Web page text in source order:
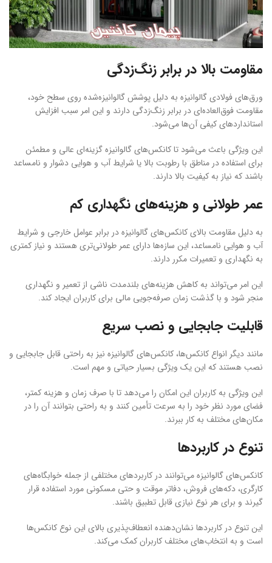
مقاومت بالا در برابر زنگ‌زدگی
ورق‌های فولادی گالوانیزه به دلیل پوشش گالوانیزه‌شده روی سطح خود،
مقاومت فوق‌العاده‌ای در برابر زنگ‌زدگی دارند و این امر سبب افزایش
استانداردهای کیفی آن‌ها می‌شود.
این ویژگی باعث می‌شود تا کانکس‌های گالوانیزه گزینه‌ای عالی و مطمئن
برای استفاده در مناطق با رطوبت بالا یا شرایط آب و هوایی دشوار و نامساعد
باشند که نیاز به کیفیت بالا دارند.
عمر طولانی و هزینه‌های نگهداری کم
به دلیل مقاومت بالای کانکس‌های گالوانیزه در برابر عوامل خارجی و شرایط
آب و هوایی نامساعد، این سازه‌ها دارای عمر طولانی‌تری هستند و نیاز کمتری
به نگهداری و تعمیرات مکرر دارند.
این امر می‌تواند به کاهش هزینه‌های بلندمدت ناشی از تعمیر و نگهداری
منجر شود و با گذشت زمان صرفه‌جویی مالی برای کاربران ایجاد کند.
قابلیت جابجایی و نصب سریع
مانند دیگر انواع کانکس‌ها، کانکس‌های گالوانیزه نیز به راحتی قابل جابجایی و
نصب هستند که این یک ویژگی بسیار حیاتی و مهم است.
این ویژگی به کاربران این امکان را می‌دهد تا با صرف زمان و هزینه کمتر،
فضای مورد نظر خود را به سرعت تأمین کنند و به راحتی بتوانند آن را در
مکان‌های مختلف به کار ببرند.
تنوع در کاربردها
کانکس‌های گالوانیزه می‌توانند در کاربردهای مختلفی از جمله خوابگاه‌های
کارگری، دکه‌های فروش، دفاتر موقت و حتی مسکونی مورد استفاده قرار
گیرند و برای هر نوع نیازی قابل تطبیق باشند.
این تنوع در کاربردها نشان‌دهنده انعطاف‌پذیری بالای این نوع کانکس‌ها
است و به انتخاب‌های مختلف کاربران کمک می‌کند.